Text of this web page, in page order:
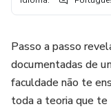
Passo a passo
documentadas de
faculdade não te
toda a teoria que te